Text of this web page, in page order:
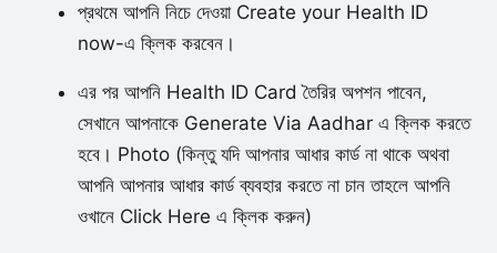
প্রথমে আপনি নিচে দেওয়া Create your Health ID
now-এ ক্লিক করবেন।
এর পর আপনি Health ID Card তৈরির অপশন পাবেন,
সেখানে আপনাকে Generate Via Aadhar এ ক্লিক করতে
হবে। Photo (কিন্তু যদি আপনার আধার কার্ড না থাকে অথবা
আপনি আপনার আধার কার্ড ব্যবহার করতে না চান তাহলে আপনি
ওখানে Click Here এ ক্লিক করুন)